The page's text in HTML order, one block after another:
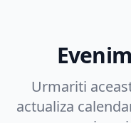
Urmariti
actualiza